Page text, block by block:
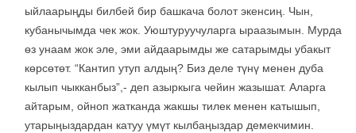
ыйлаарыңды билбей бир башкача болот экенсиң. Чын,
кубанычымда чек жок. Уюштуруучуларга ыраазымын. Мурда
өз унаам жок эле, эми айдаарымды же сатарымды убакыт
көрсөтөт. “Кантип утуп алдың? Биз деле түнү менен дуба
кылып чыкканбыз”,- деп азыркыга чейин жазышат. Аларга
айтарым, ойноп жатканда жакшы тилек менен катышып,
утарыңыздардан катуу үмүт кылбаңыздар демекчимин.